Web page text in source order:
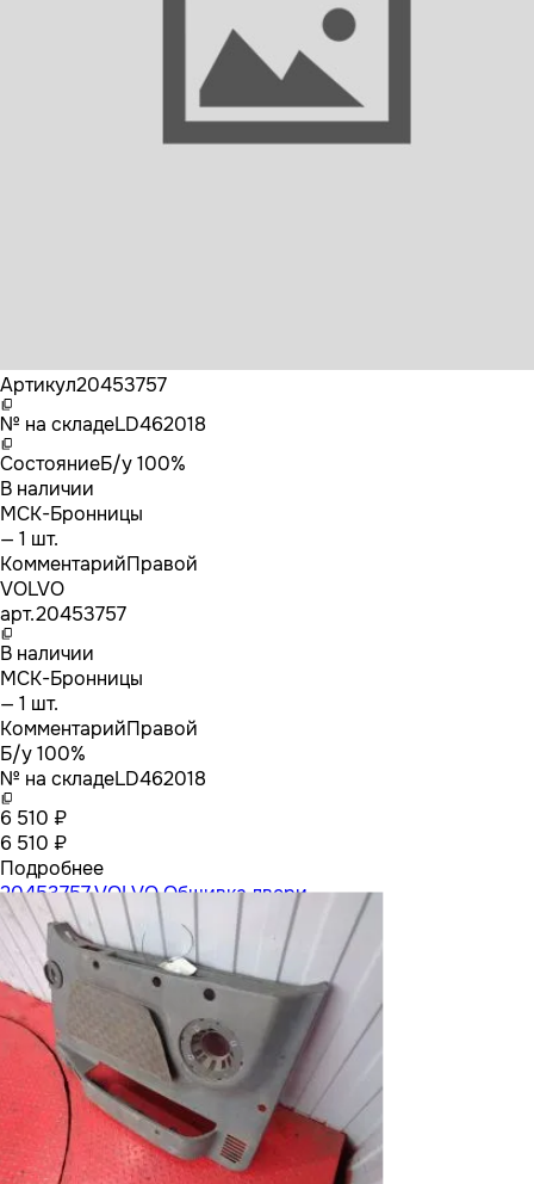
Артикул20453757
№ на складеLD462018
СостояниеБ/у 100%
В наличии
МСК-Бронницы
— 1 шт.
КомментарийПравой
VOLVO
арт.20453757
В наличии
МСК-Бронницы
— 1 шт.
КомментарийПравой
Б/у 100%
№ на складеLD462018
6 510 ₽
6 510 ₽
Подробнее
20453757 VOLVO Обшивка двери